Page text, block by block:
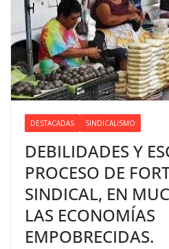
DESTACADAS SINDICALISMO
DEBILIDADES Y
PROCESO DE
SINDICAL, EN
LAS ECONOMÍAS
EMPOBRECIDAS.